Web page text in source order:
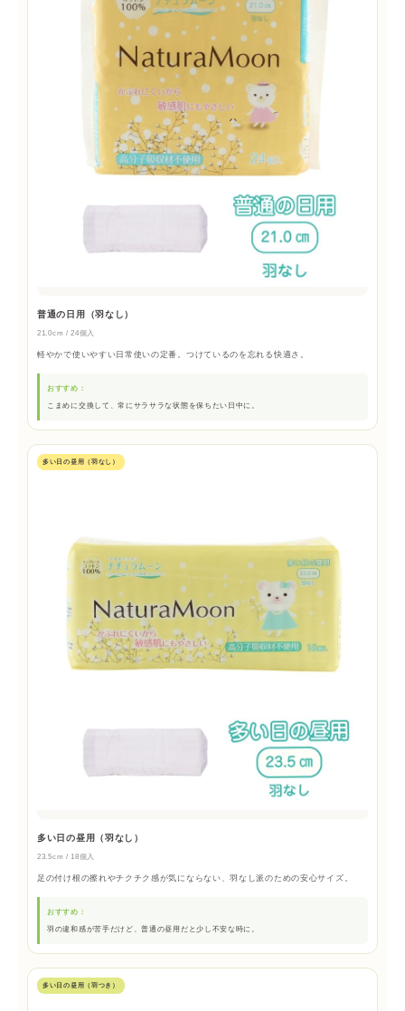
普通の日用（羽なし）
21.0cm / 24個入
軽やかで使いやすい日常使いの定番。つけているのを忘れる快適さ。
おすすめ：
こまめに交換して、常にサラサラな状態を保ちたい日中に。
多い日の昼用（羽なし）
多い日の昼用（羽なし）
23.5cm / 18個入
足の付け根の擦れやチクチク感が気にならない、羽なし派のための安心サイズ。
おすすめ：
羽の違和感が苦手だけど、普通の昼用だと少し不安な時に。
多い日の昼用（羽つき）